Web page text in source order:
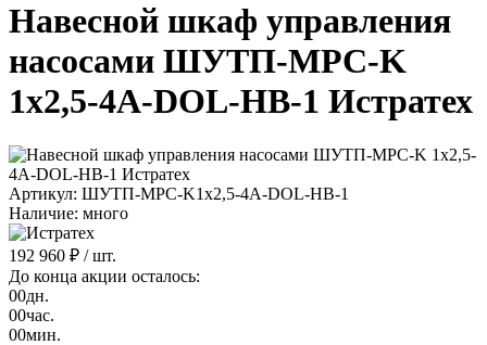
Навесной шкаф управления
насосами ШУТП-MPC-K
1x2,5-4A-DOL-НВ-1 Истратех
Артикул: ШУТП-MPC-K1x2,5-4A-DOL-НВ-1
Наличие: много
192 960 ₽ / шт.
До конца акции осталось:
00дн.
00час.
00мин.